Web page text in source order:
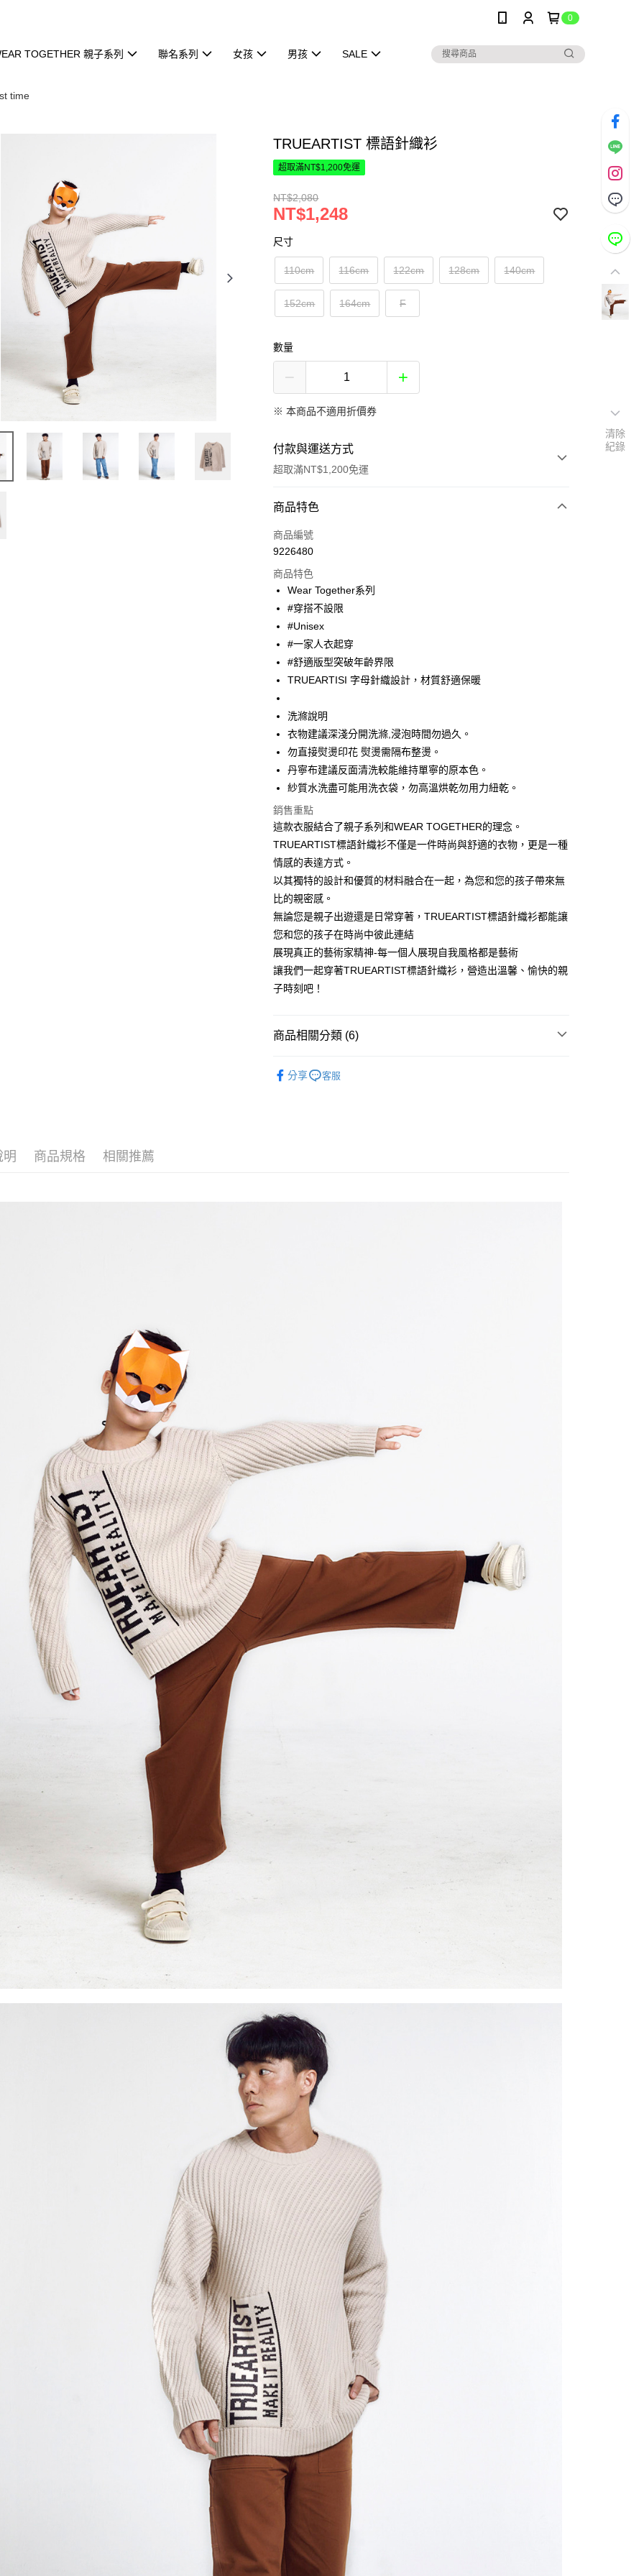
0
TOGETHER 親子系列 聯名系列 女孩 男孩 SALE
time
TRUEARTIST 標語針織衫
超取滿NT$1,200免運
NT$2,080
NT$1,248
尺寸
110cm 116cm 122cm 128cm 140cm
152cm 164cm F
數量
※ 本商品不適用折價券
付款與運送方式
超取滿NT$1,200免運
付款方式
信用卡一次付款
Apple Pay
街口支付
悠遊付
大哥付你分期
相關說明
【大哥付你分期使用說明】
1.本服務由台灣大哥大提供，台灣大哥大用戶可立即使用無須另外申請。
2.付款方式選擇「大哥付你分期」，訂單成立後會自動跳轉到大哥付的交易
流程，驗證手機門號後，選擇欲分期的期數、繳款截止日，確認付款後即
完成交易。
4.訂單成立30分鐘內，如未前往確認交易或遇審核未通過，訂單將自動取
消。如遇「轉專審核」未通過狀況，表示未達大哥付你分期系統評分，恕
【繳款方式說明】
1.分期款項不併入電信帳單，「大哥付你分期」於每月結算日後寄送繳費提
醒簡訊。
2.透過簡訊連結打開帳單後，可選擇「超商條碼／台灣大直營門市／銀行轉
帳／街口支付／iPASS MONEY」等通路繳費。
1.本服務係由「台灣大哥大股份有限公司」（以下簡稱本公司）所提供，讓
用戶於交易時，得透過本服務購買商品或服務，並由商店將買賣／分期付
款買賣價金債權讓與本公司後，依約使用本公司帳單繳交帳款。
2.基於同意付款使用「大哥付你分期」之契約關係目的，商店將以您的個人
資料（包含姓名、電話或地址）提供予台灣大哥大進項蒐集、處理及利
用，由本公司與您本人進行分期帳單所需資料之確認、核對及更正。
3.完整用戶服務條款，請詳閱以下連結：
運送方式
全家取貨付款
付款後全家取貨
每筆NT$60，滿NT$1,200(含以上)免運費
每筆NT$60，滿NT$1,500(含以上)免運費
付款後7-11取貨
每筆NT$60，滿NT$1,500(含以上)免運費
宅配
每筆NT$100，滿NT$3,000(含以上)免運費
商品特色
商品編號
9226480
商品特色
Wear Together系列
#穿搭不設限
#Unisex
#一家人衣起穿
#舒適版型突破年齡界限
TRUEARTISI 字母針織設計，材質舒適保暖
洗滌說明
衣物建議深淺分開洗滌,浸泡時間勿過久。
勿直接熨燙印花 熨燙需隔布整燙。
丹寧布建議反面清洗較能維持單寧的原本色。
紗質水洗盡可能用洗衣袋，勿高溫烘乾勿用力紐乾。
銷售重點
這款衣服結合了親子系列和WEAR TOGETHER的理念。
TRUEARTIST標語針織衫不僅是一件時尚與舒適的衣物，更是一種
情感的表達方式。
以其獨特的設計和優質的材料融合在一起，為您和您的孩子帶來無
比的親密感。
無論您是親子出遊還是日常穿著，TRUEARTIST標語針織衫都能讓
您和您的孩子在時尚中彼此連結
展現真正的藝術家精神-每一個人展現自我風格都是藝術
讓我們一起穿著TRUEARTIST標語針織衫，營造出溫馨、愉快的親
子時刻吧！
商品相關分類 (6)
分享 客服
明 商品規格 相關推薦
清除
紀錄